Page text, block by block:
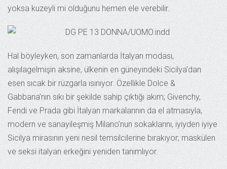
yoksa kuzeyli mi olduğunu hemen ele verebilir.
Hal böyleyken, son zamanlarda İtalyan modası,
alışılagelmişin aksine, ülkenin en güneyindeki Sicilya’dan
esen sıcak bir rüzgarla ısınıyor. Özellikle Dolce &
Gabbana’nın sıkı bir şekilde sahip çıktığı akım; Givenchy,
Fendi ve Prada gibi İtalyan markalarının da el atmasıyla,
modern ve sanayileşmiş Milano’nun sokaklarını, iyiyden iyiye
Sicilya mirasının yeni nesil temsilcilerine bırakıyor; maskülen
ve seksi italyan erkeğini yeniden tanımlıyor.